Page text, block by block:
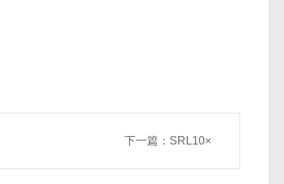
下一篇： SRL10×